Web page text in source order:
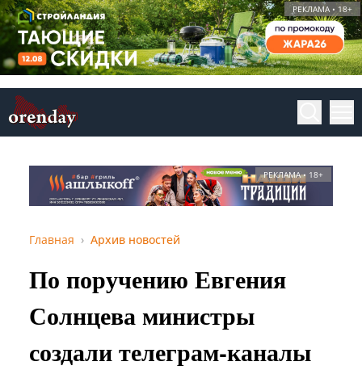
РЕКЛАМА • 18+
РЕКЛАМА • 18+
Главная Архив новостей
По поручению Евгения
Солнцева министры
создали телеграм-каналы